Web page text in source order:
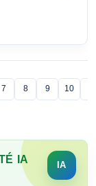
7 8 9 10
IA